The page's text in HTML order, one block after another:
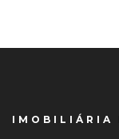
IMOBILIÁRIA